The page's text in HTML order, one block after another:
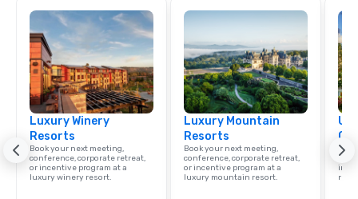
Luxury Winery
Resorts
Book your next meeting,
conference, corporate retreat,
or incentive program at a
luxury winery resort.
Luxury Mountain
Resorts
Book your next meeting,
conference, corporate retreat,
or incentive program at a
luxury mountain resort.
Find